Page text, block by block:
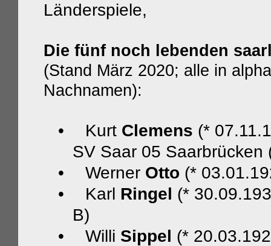
Länderspiele,
Die fünf noch lebenden
(Stand März 2020; alle in
Nachnamen):
• Kurt Clemens (*
SV Saar 05 Saarbrücken
•
Werner Otto (*
•
Karl Ringel (*
B)
•
Willi Sippel (*